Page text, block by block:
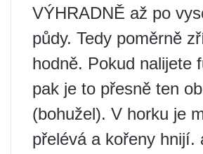
VÝHRADNĚ až po
půdy. Tedy poměrně
hodně. Pokud nalijete
pak je to přesně ten
(bohužel). V horku je
přelévá a kořeny hnijí.